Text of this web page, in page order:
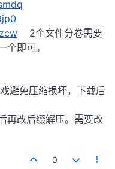
2个文件分卷需要
个即可。
避免压缩损坏，下载后
再改后缀解压。需要改
0